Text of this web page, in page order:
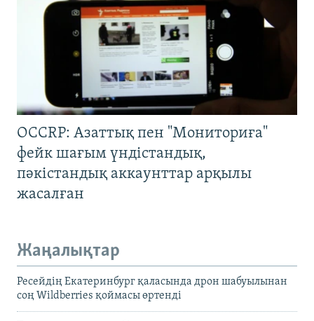
OCCRP: Азаттық пен "Мониториға"
фейк шағым үндістандық,
пәкістандық аккаунттар арқылы
жасалған
Жаңалықтар
Ресейдің Екатеринбург қаласында дрон шабуылынан
соң Wildberries қоймасы өртенді